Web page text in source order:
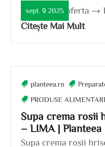
5.8 lei Vezi oferta →
Citește Mai Mult
Supa crema rosii
– LIMA | Planteea
sept. 9 2025
planteea.ro
PRODUSE
Supa crema rosii